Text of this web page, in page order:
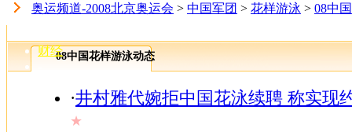
-
财经
奥运频道-2008北京奥运会 > 中国军团 > 花样游泳 > 08中
08中国花样游泳动态
·井村雅代婉拒中国花泳续聘 称实现
★